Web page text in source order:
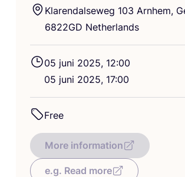
Kla­ren­dal­se­weg 103 Arn­hem,
6822GD Netherlands
05 juni 2025, 12:00
05 juni 2025, 17:00
Free
More information
e.g. Read more